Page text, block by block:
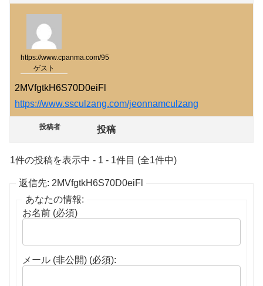
https://www.cpanma.com/95
ゲスト
2MVfgtkH6S70D0eiFl
https://www.ssculzang.com/jeonnamculzang
投稿者 投稿
1件の投稿を表示中 - 1 - 1件目 (全1件中)
返信先: 2MVfgtkH6S70D0eiFl
あなたの情報:
お名前 (必須)
メール (非公開) (必須):